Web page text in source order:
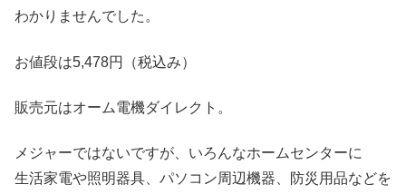
わかりませんでした。
お値段は5,478円（税込み）
販売元はオーム電機ダイレクト。
メジャーではないですが、いろんなホームセンターに
生活家電や照明器具、パソコン周辺機器、防災用品などを